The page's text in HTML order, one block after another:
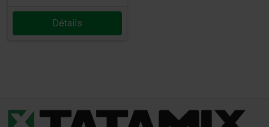
Détails